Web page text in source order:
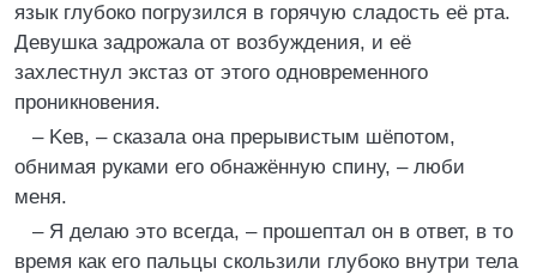
язык глубоко погрузился в горячую сладость её рта.
Девушка задрожала от возбуждения, и её
захлестнул экстаз от этого одновременного
проникновения.
– Keв, – сказала она прерывистым шёпотом,
обнимая руками его обнажённую спину, – люби
меня.
– Я делаю это всегда, – прошептал он в ответ, в то
время как его пальцы скользили глубоко внутри тела